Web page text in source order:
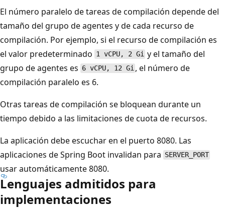
El número paralelo de tareas de compilación depende del
tamaño del grupo de agentes y de cada recurso de
compilación. Por ejemplo, si el recurso de compilación es
el valor predeterminado 1 vCPU, 2 Gi y el tamaño del
grupo de agentes es 6 vCPU, 12 Gi , el número de
compilación paralelo es 6.
Otras tareas de compilación se bloquean durante un
tiempo debido a las limitaciones de cuota de recursos.
La aplicación debe escuchar en el puerto 8080. Las
aplicaciones de Spring Boot invalidan para SERVER_PORT
usar automáticamente 8080.
Lenguajes admitidos para
implementaciones